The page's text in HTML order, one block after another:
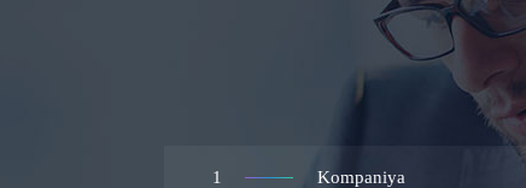
1 Kompaniya